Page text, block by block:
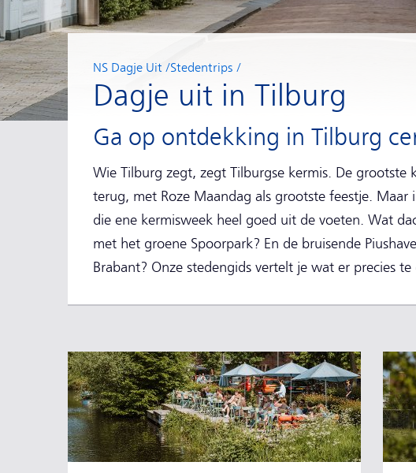
NS Dagje Uit Stedentrips
Dagje uit in Tilburg
Ga op ontdekking in Tilburg
Wie Tilburg zegt, zegt Tilburgse kermis. De grootste
terug, met Roze Maandag als grootste feestje.
die ene kermisweek heel goed uit de voeten. Wat
met het groene Spoorpark? En de bruisende
Brabant? Onze stedengids vertelt je wat er precies